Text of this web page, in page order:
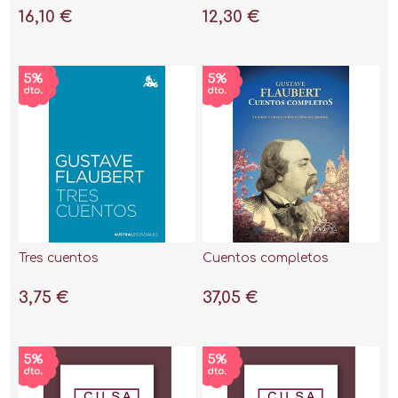
16,10 € 12,30 €
Tres cuentos
3,75 €
Cuentos completos
37,05 €